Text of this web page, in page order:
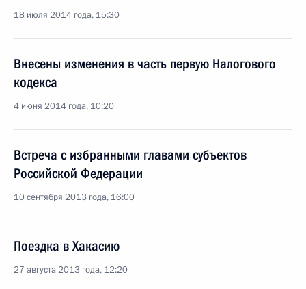
18 июля 2014 года, 15:30
Внесены изменения в часть первую Налогового
кодекса
4 июня 2014 года, 10:20
Встреча с избранными главами субъектов
Российской Федерации
10 сентября 2013 года, 16:00
Поездка в Хакасию
27 августа 2013 года, 12:20